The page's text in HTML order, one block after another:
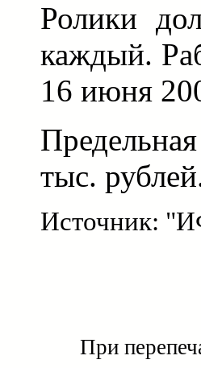
Ролики
каждый.
16 июня
тыс.
Источник:
При